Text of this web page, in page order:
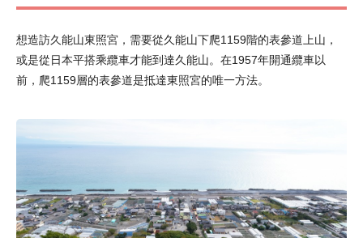
想造訪久能山東照宮，需要從久能山下爬1159階的表參道上山，
或是從日本平搭乘纜車才能到達久能山。在1957年開通纜車以
前，爬1159層的表參道是抵達東照宮的唯一方法。